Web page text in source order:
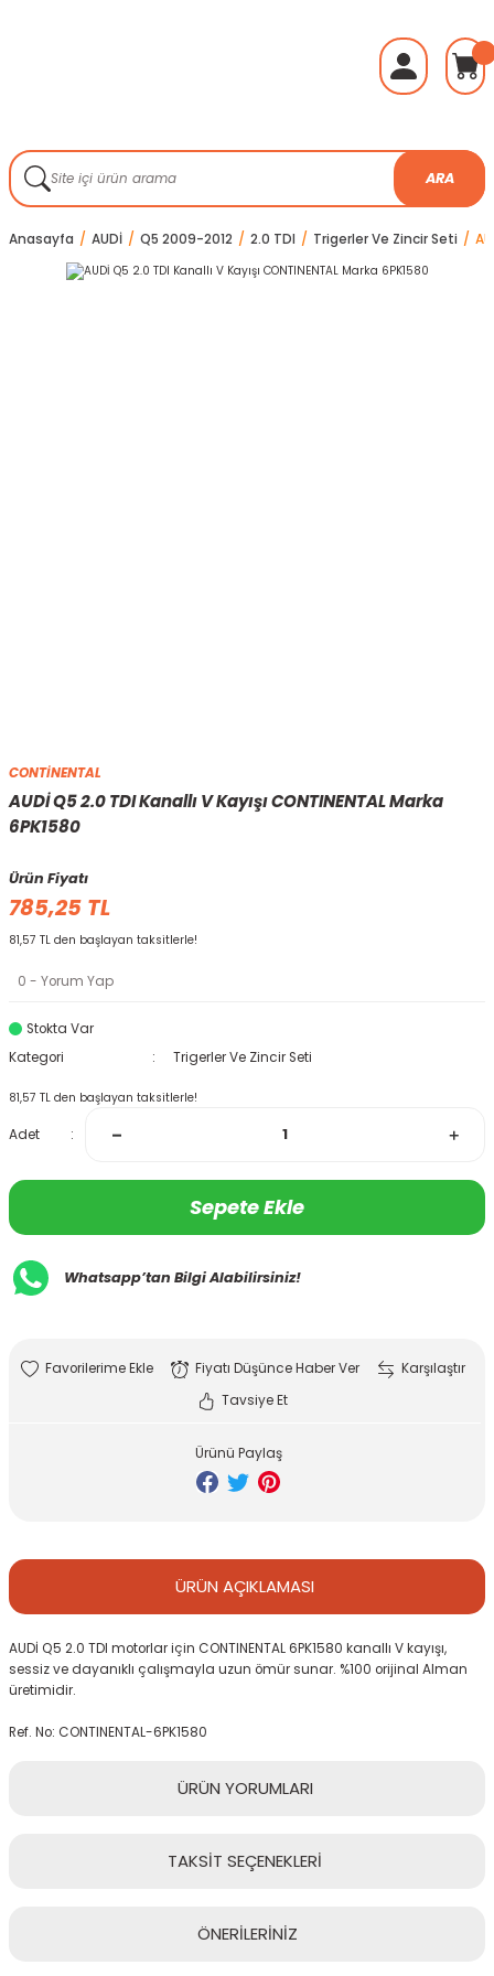
ARA
Anasayfa AUDİ Q5 2009-2012 2.0 TDI Trigerler Ve Zincir Seti
CONTİNENTAL
AUDİ Q5 2.0 TDI Kanallı V Kayışı CONTINENTAL Marka
6PK1580
Ürün Fiyatı
785,25 TL
81,57 TL den başlayan taksitlerle!
0 - Yorum Yap
Stokta Var
Kategori
Trigerler Ve Zincir Seti
81,57 TL den başlayan taksitlerle!
Adet
Sepete Ekle
Whatsapp’tan Bilgi Alabilirsiniz!
Fiyatı Düşünce Haber Ver
Karşılaştır
Tavsiye Et
Ürünü Paylaş
ÜRÜN AÇIKLAMASI
AUDİ Q5 2.0 TDI motorlar için CONTINENTAL 6PK1580 kanallı V kayışı,
sessiz ve dayanıklı çalışmayla uzun ömür sunar. %100 orijinal Alman
üretimidir.
Ref. No: CONTINENTAL-6PK1580
ÜRÜN YORUMLARI
TAKSİT SEÇENEKLERİ
ÖNERİLERİNİZ